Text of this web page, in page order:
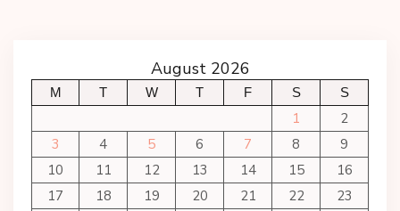
August 2026
M T W T F S S
1
2
3
4 5 6 7 8
9
10
11 12 13 14 15
16
17
18 19 20 21 22
23